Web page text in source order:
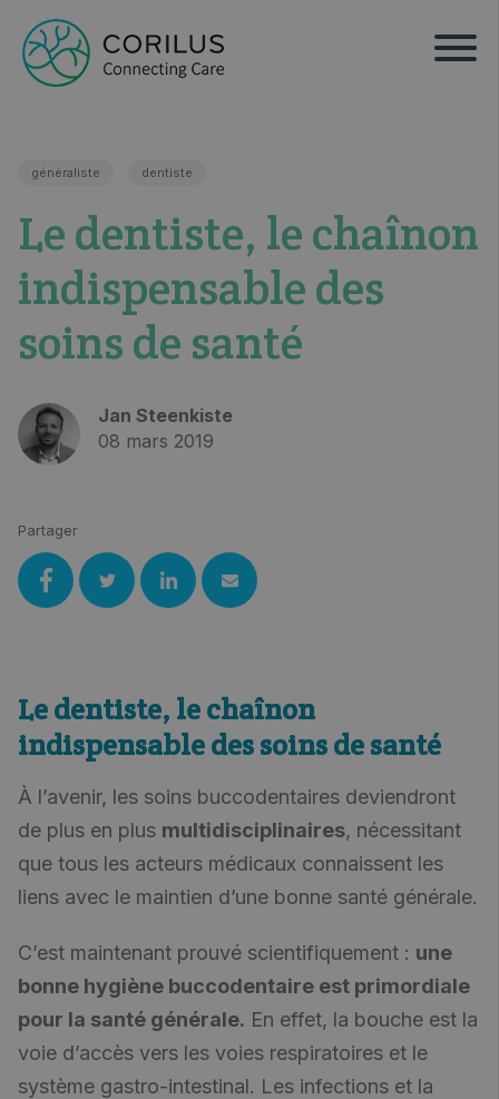
généraliste dentiste
Le dentiste, le chaînon
indispensable des
soins de santé
Jan Steenkiste
08 mars 2019
Partager
Le dentiste, le chaînon
indispensable des soins de santé
À l’avenir, les soins buccodentaires deviendront
de plus en plus multidisciplinaires, nécessitant
que tous les acteurs médicaux connaissent les
liens avec le maintien d’une bonne santé générale.
C’est maintenant prouvé scientifiquement : une
bonne hygiène buccodentaire est primordiale
pour la santé générale. En effet, la bouche est la
voie d’accès vers les voies respiratoires et le
système gastro-intestinal. Les infections et la